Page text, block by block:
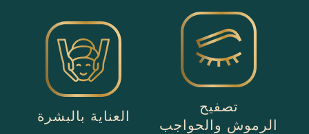
تصفيح
الرموش والحواجب
العناية بالبشرة